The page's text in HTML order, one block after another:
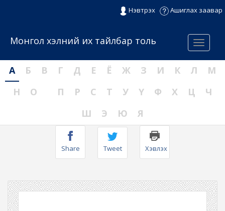
Нэвтрэх Ашиглах заавар
Menu
Монгол хэлний их тайлбар толь
А Б В Г Д Е Ё Ж З И К Л
М
Н
О П Р С Т У Ү Ф Х Ц
Ч
Ш
Э Ю Я
Share Tweet Хэвлэх